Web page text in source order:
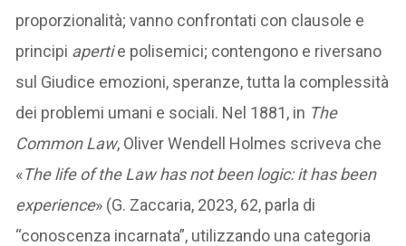
proporzionalità; vanno confrontati con clausole e
principi apertie polisemici; contengono e riversano
sul Giudice emozioni, speranze, tutta la complessità
dei problemi umani e sociali. Nel 1881, in The
Common Law, Oliver Wendell Holmes scriveva che
«The life of the Law has not been logic: it has been
experience» (G. Zaccaria, 2023, 62, parla di
“conoscenza incarnata”, utilizzando una categoria